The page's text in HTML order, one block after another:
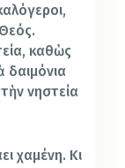
καθὼς
δαιμόνια
νηστεία
χαμένη. Κι